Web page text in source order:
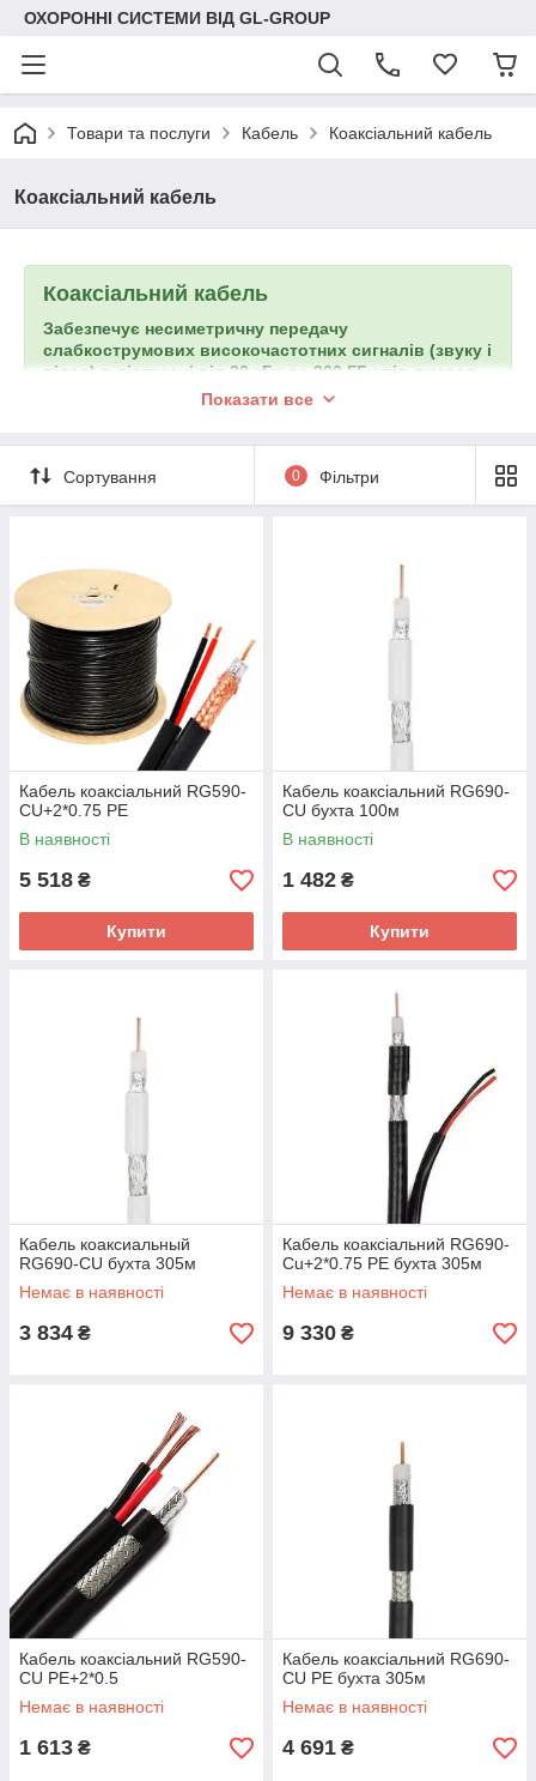
ОХОРОННІ СИСТЕМИ ВІД GL-GROUP
Товари та послуги Кабель Коаксіальний кабель
Коаксіальний кабель
Коаксіальний кабель
Забезпечує несиметричну передачу
слабкострумових високочастотних сигналів (звуку і
відео) в діапазоні від 30 кГц до 300 ГГц від джерел
до приймачів на відстань від 50 до 300 метрів.
Показати все
Сортування 0 Фільтри
Кабель коаксіальний RG590-
CU+2*0.75 PE
В наявності
5 518 ₴
Купити
Кабель коаксіальний RG690-
CU бухта 100м
В наявності
1 482 ₴
Купити
Кабель коаксиальный
RG690-CU бухта 305м
Немає в наявності
3 834 ₴
Кабель коаксіальний RG690-
Cu+2*0.75 PE бухта 305м
Немає в наявності
9 330 ₴
Кабель коаксіальний RG590-
CU PE+2*0.5
Немає в наявності
1 613 ₴
Кабель коаксіальний RG690-
CU PE бухта 305м
Немає в наявності
4 691 ₴